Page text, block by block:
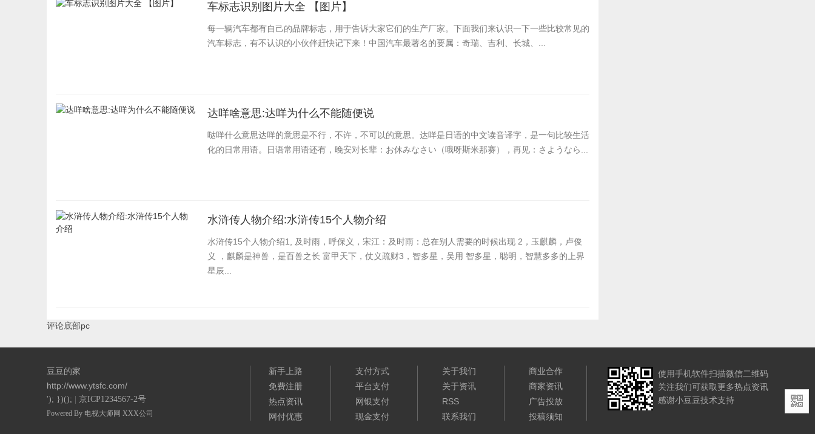
车标志识别图片大全 【图片】
每一辆汽车都有自己的品牌标志，用于告诉大家它们的生产厂家。下面我们来认识一下一些比较常见的
汽车标志，有不认识的小伙伴赶快记下来！中国汽车最著名的要属：奇瑞、吉利、长城、...
达咩啥意思:达咩为什么不能随便说
哒咩什么意思达咩的意思是不行，不许，不可以的意思。达咩是日语的中文读音译字，是一句比较生活
化的日常用语。日语常用语还有，晚安对长辈：お休みなさい（哦呀斯米那赛），再见：さようなら...
水浒传人物介绍:水浒传15个人物介绍
水浒传15个人物介绍1, 及时雨，呼保义，宋江：及时雨：总在别人需要的时候出现 2，玉麒麟，卢俊
义 ，麒麟是神兽，是百兽之长 富甲天下，仗义疏财3，智多星，吴用 智多星，聪明，智慧多多的上界
星辰...
评论底部pc
豆豆的家
http://www.ytsfc.com/
'); })(); 京ICP1234567-2号
Powered By 电视大师网 XXX公司
新手上路
免费注册
热点资讯
网付优惠
支付方式
平台支付
网银支付
现金支付
关于我们
关于资讯
RSS
联系我们
商业合作
商家资讯
广告投放
投稿须知
使用手机软件扫描微信二维码
关注我们可获取更多热点资讯
感谢小豆豆技术支持